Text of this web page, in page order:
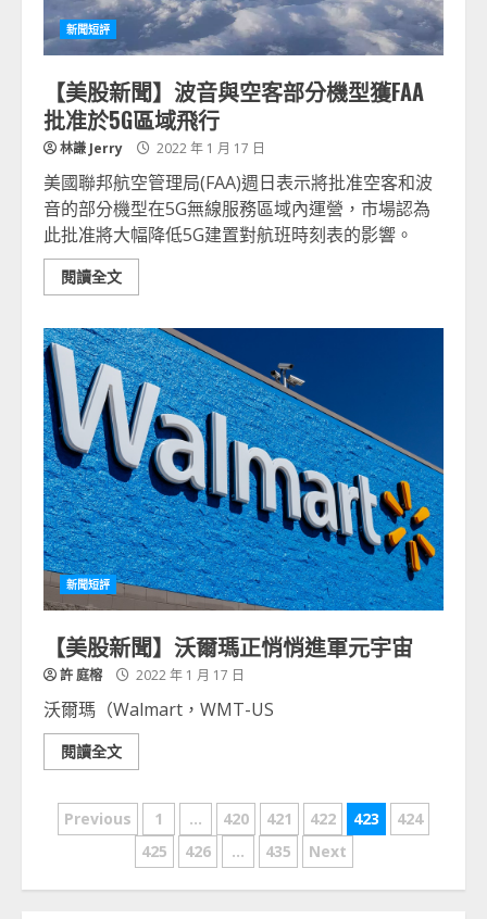
新聞短評
【美股新聞】波音與空客部分機型獲FAA
批准於5G區域飛行
林謙 Jerry 2022 年 1 月 17 日
美國聯邦航空管理局(FAA)週日表示將批准空客和波
音的部分機型在5G無線服務區域內運營，市場認為
此批准將大幅降低5G建置對航班時刻表的影響。
閱讀全文
新聞短評
【美股新聞】沃爾瑪正悄悄進軍元宇宙
許 庭榕 2022 年 1 月 17 日
沃爾瑪（Walmart，WMT-US
閱讀全文
文
分
Previous 1 ... 420 421 422 423
424
425
426 ... 435 Next